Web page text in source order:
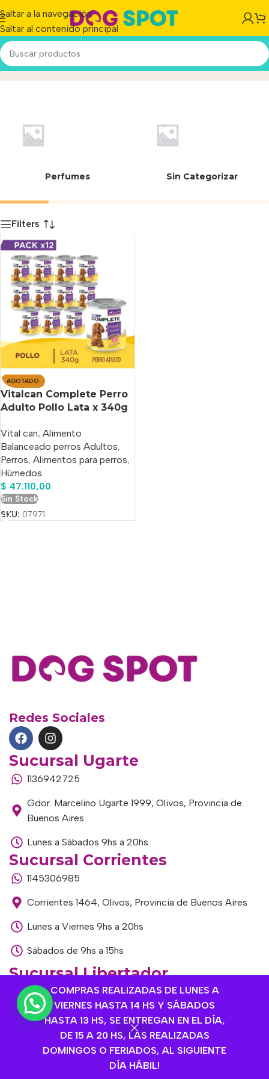
COMPRAS REALIZADAS DE LUNES A
VIERNES HASTA 14 HS Y SÁBADOS
HASTA 13 HS, SE ENTREGAN EN EL DÍA,
DE 15 A 20 HS, LAS REALIZADAS
DOMINGOS O FERIADOS, AL SIGUIENTE
DÍA HÁBIL!
Saltar a la navegación
Saltar al contenido principal
saInicio/Producto
Perfumes Sin Categorizar
Filters
AGOTADO
Vitalcan Complete Perro
Adulto Pollo Lata x 340g
Vital can, Alimento
Balanceado perros Adultos,
Perros, Alimentos para perros,
Húmedos
$ 47.110,00
Sin Stock
SKU: 07971
Redes Sociales
Sucursal Ugarte
1136942725
Gdor. Marcelino Ugarte 1999, Olivos, Provincia de
Buenos Aires
Lunes a Sábados 9hs a 20hs
Sucursal Corrientes
1145306985
Corrientes 1464, Olivos, Provincia de Buenos Aires
Lunes a Viernes 9hs a 20hs
Sábados de 9hs a 15hs
Sucursal Libertador
1168893524
Av. del Libertador 1915, Vte. López, Provincia de
Buenos Aires
Lunes a Viernes de 9hs a 13hs / 16hs a 20hs